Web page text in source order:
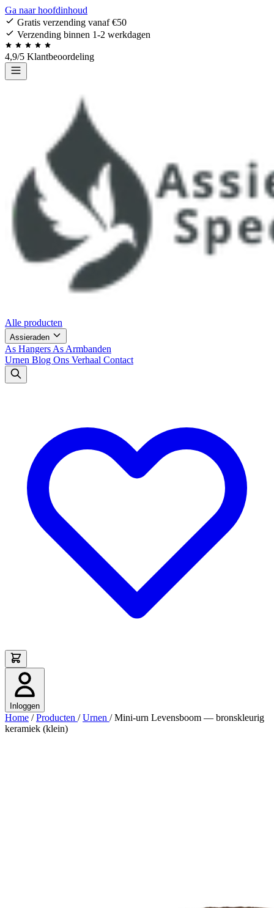
Ga naar hoofdinhoud
Gratis verzending vanaf €50
Verzending binnen 1-2 werkdagen
4,9/5 Klantbeoordeling
Alle producten
Assieraden
As Hangers As Armbanden
Urnen Blog Ons Verhaal Contact
Inloggen
Home / Producten / Urnen / Mini-urn Levensboom — bronskleurig
keramiek (klein)